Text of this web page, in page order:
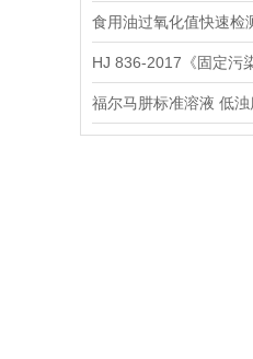
食用油过氧化值快速检